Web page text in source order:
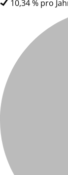
10,34 % pro